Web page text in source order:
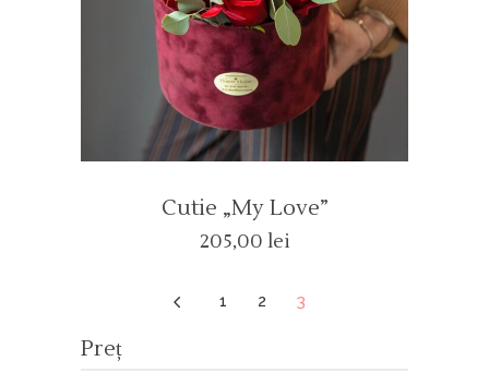
Preț
Cutie „my Love”
205,00 lei
4 1 2 3